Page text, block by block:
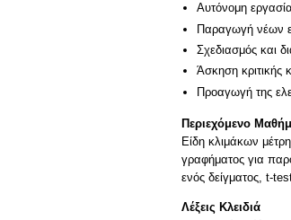
Αυτόνομη εργασία
Παραγωγή νέων
Σχεδιασμός και
Άσκηση κριτικής
Προαγωγή της
Περιεχόμενο
Είδη κλιμάκων
γραφήματος για
ενός δείγματος, t-
Λέξεις Κλειδιά